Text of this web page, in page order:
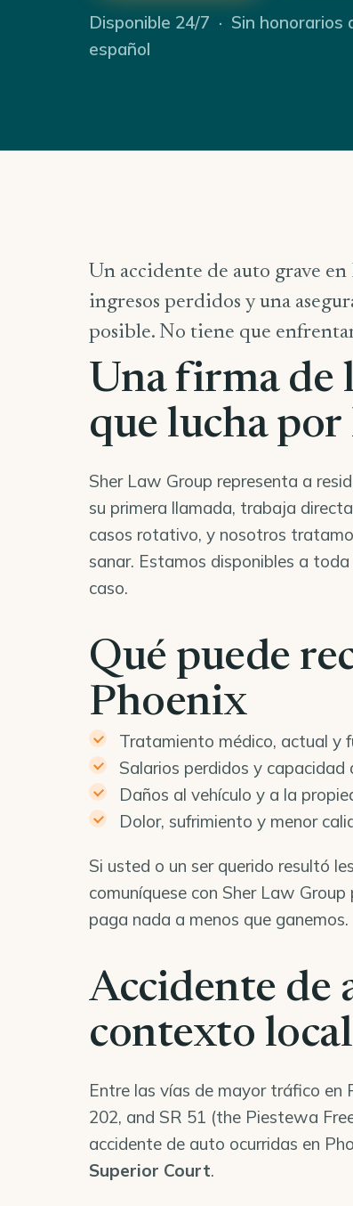
Disponible 24/7 · Sin honorarios
español
Un accidente de auto grave
ingresos perdidos y una
posible. No tiene que
Una firma de
que lucha
Sher Law Group representa a
su primera llamada, trabaja
casos rotativo, y nosotros
sanar. Estamos disponibles a
caso.
Qué puede
Phoenix
Tratamiento médico, actual y
Salarios perdidos y capacidad
Daños al vehículo y a la
Dolor, sufrimiento y menor
Si usted o un ser querido resultó
comuníquese con Sher Law
paga nada a menos que ganemos.
Accidente de
contexto local
Entre las vías de mayor tráfico en
202, and SR 51 (the Piestewa
accidente de auto ocurridas en
Superior Court.